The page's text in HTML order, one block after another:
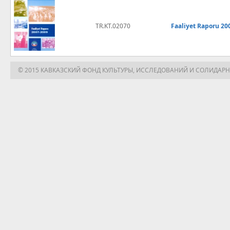
TR.KT.02070 Faaliyet Raporu
© 2015 КАВКАЗСКИЙ ФОНД КУЛЬТУРЫ, ИССЛЕДОВАНИЙ И